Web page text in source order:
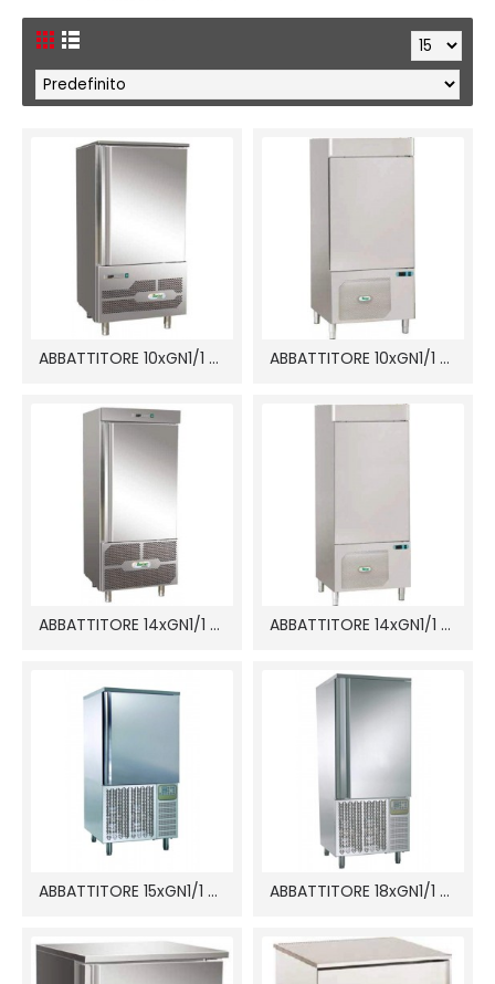
ABBATTITORE 10xGN1/1 AB4010 ABBATTITORE 10xGN1/1 AS1110N
ABBATTITORE 14xGN1/1 AB5514 ABBATTITORE 14xGN1/1 AS1114N
ABBATTITORE 15xGN1/1 ABT15 ABBATTITORE 18xGN1/1 ABT18